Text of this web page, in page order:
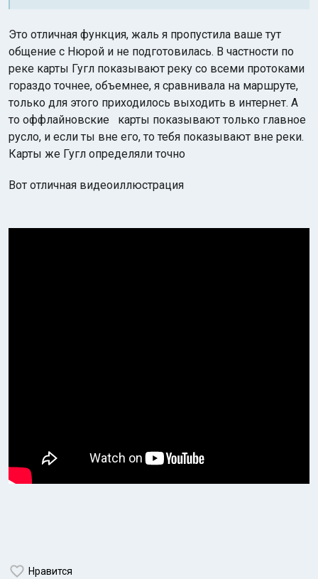
Это отличная функция, жаль я пропустила ваше тут
общение с Нюрой и не подготовилась. В частности по
реке карты Гугл показывают реку со всеми протоками
гораздо точнее, объемнее, я сравнивала на маршруте,
только для этого приходилось выходить в интернет. А
то оффлайновские карты показывают только главное
русло, и если ты вне его, то тебя показывают вне реки.
Карты же Гугл определяли точно
Вот отличная видеоиллюстрация
Нравится